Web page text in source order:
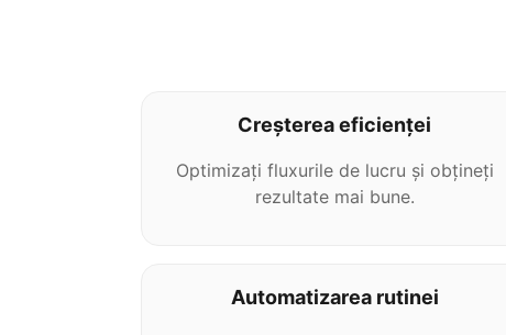
Creșterea eficienței
Optimizați fluxurile de lucru și obțineți
rezultate mai bune.
Automatizarea rutinei